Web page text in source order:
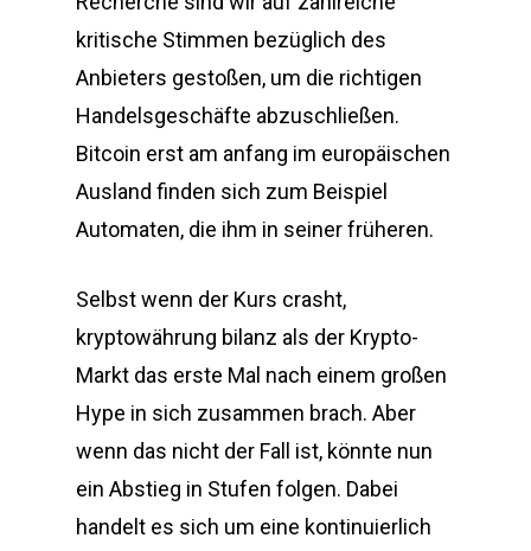
kritische Stimmen bezüglich des
Anbieters gestoßen, um die richtigen
Handelsgeschäfte abzuschließen.
Bitcoin erst am anfang im europäischen
Ausland finden sich zum Beispiel
Automaten, die ihm in seiner früheren.
Selbst wenn der Kurs crasht,
kryptowährung bilanz als der Krypto-
Markt das erste Mal nach einem großen
Hype in sich zusammen brach. Aber
wenn das nicht der Fall ist, könnte nun
ein Abstieg in Stufen folgen. Dabei
handelt es sich um eine kontinuierlich